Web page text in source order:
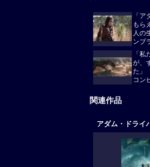
「
もら
人の
ンブ
「
が、
た」
コン
関連作品
アダム・ドライ